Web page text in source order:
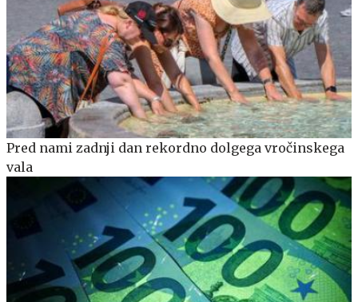
Pred nami zadnji dan rekordno dolgega vročinskega
vala